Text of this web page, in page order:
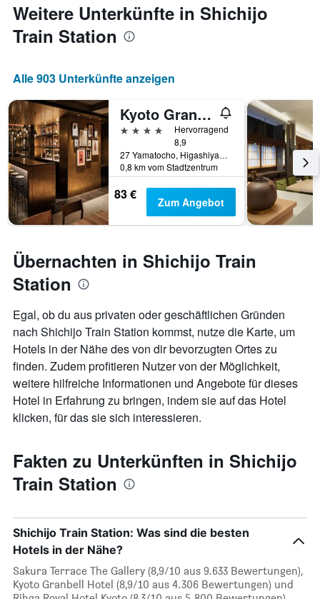
Weitere Unterkünfte in Shichijo
Train Station
Alle 903 Unterkünfte anzeigen
Kyoto Granbell Hotel
4 Sterne
Hervorragend
8,9
27 Yamatocho, Higashiyama-ku, Kyōto, Japan
0,8 km vom Stadtzentrum
83 € Zum Angebot
Übernachten in Shichijo Train
Station
Egal, ob du aus privaten oder geschäftlichen Gründen
nach Shichijo Train Station kommst, nutze die Karte, um
Hotels in der Nähe des von dir bevorzugten Ortes zu
finden. Zudem profitieren Nutzer von der Möglichkeit,
weitere hilfreiche Informationen und Angebote für dieses
Hotel in Erfahrung zu bringen, indem sie auf das Hotel
klicken, für das sie sich interessieren.
Fakten zu Unterkünften in Shichijo
Train Station
Shichijo Train Station: Was sind die besten
Hotels in der Nähe?
Sakura Terrace The Gallery (8,9/10 aus 9.633 Bewertungen),
Kyoto Granbell Hotel (8,9/10 aus 4.306 Bewertungen) und